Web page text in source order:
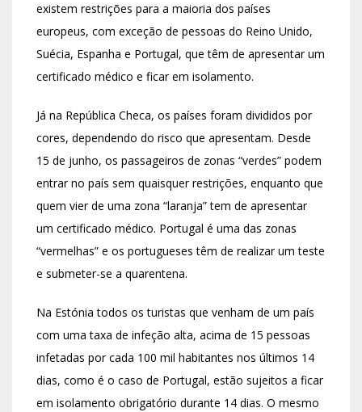
existem restrições para a maioria dos países
europeus, com exceção de pessoas do Reino Unido,
Suécia, Espanha e Portugal, que têm de apresentar um
certificado médico e ficar em isolamento.
Já na República Checa, os países foram divididos por
cores, dependendo do risco que apresentam. Desde
15 de junho, os passageiros de zonas “verdes” podem
entrar no país sem quaisquer restrições, enquanto que
quem vier de uma zona “laranja” tem de apresentar
um certificado médico. Portugal é uma das zonas
“vermelhas” e os portugueses têm de realizar um teste
e submeter-se a quarentena.
Na Estónia todos os turistas que venham de um país
com uma taxa de infeção alta, acima de 15 pessoas
infetadas por cada 100 mil habitantes nos últimos 14
dias, como é o caso de Portugal, estão sujeitos a ficar
em isolamento obrigatório durante 14 dias. O mesmo